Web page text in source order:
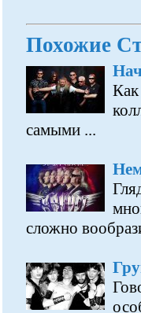
Похожие
Как
самыми ...
сложно